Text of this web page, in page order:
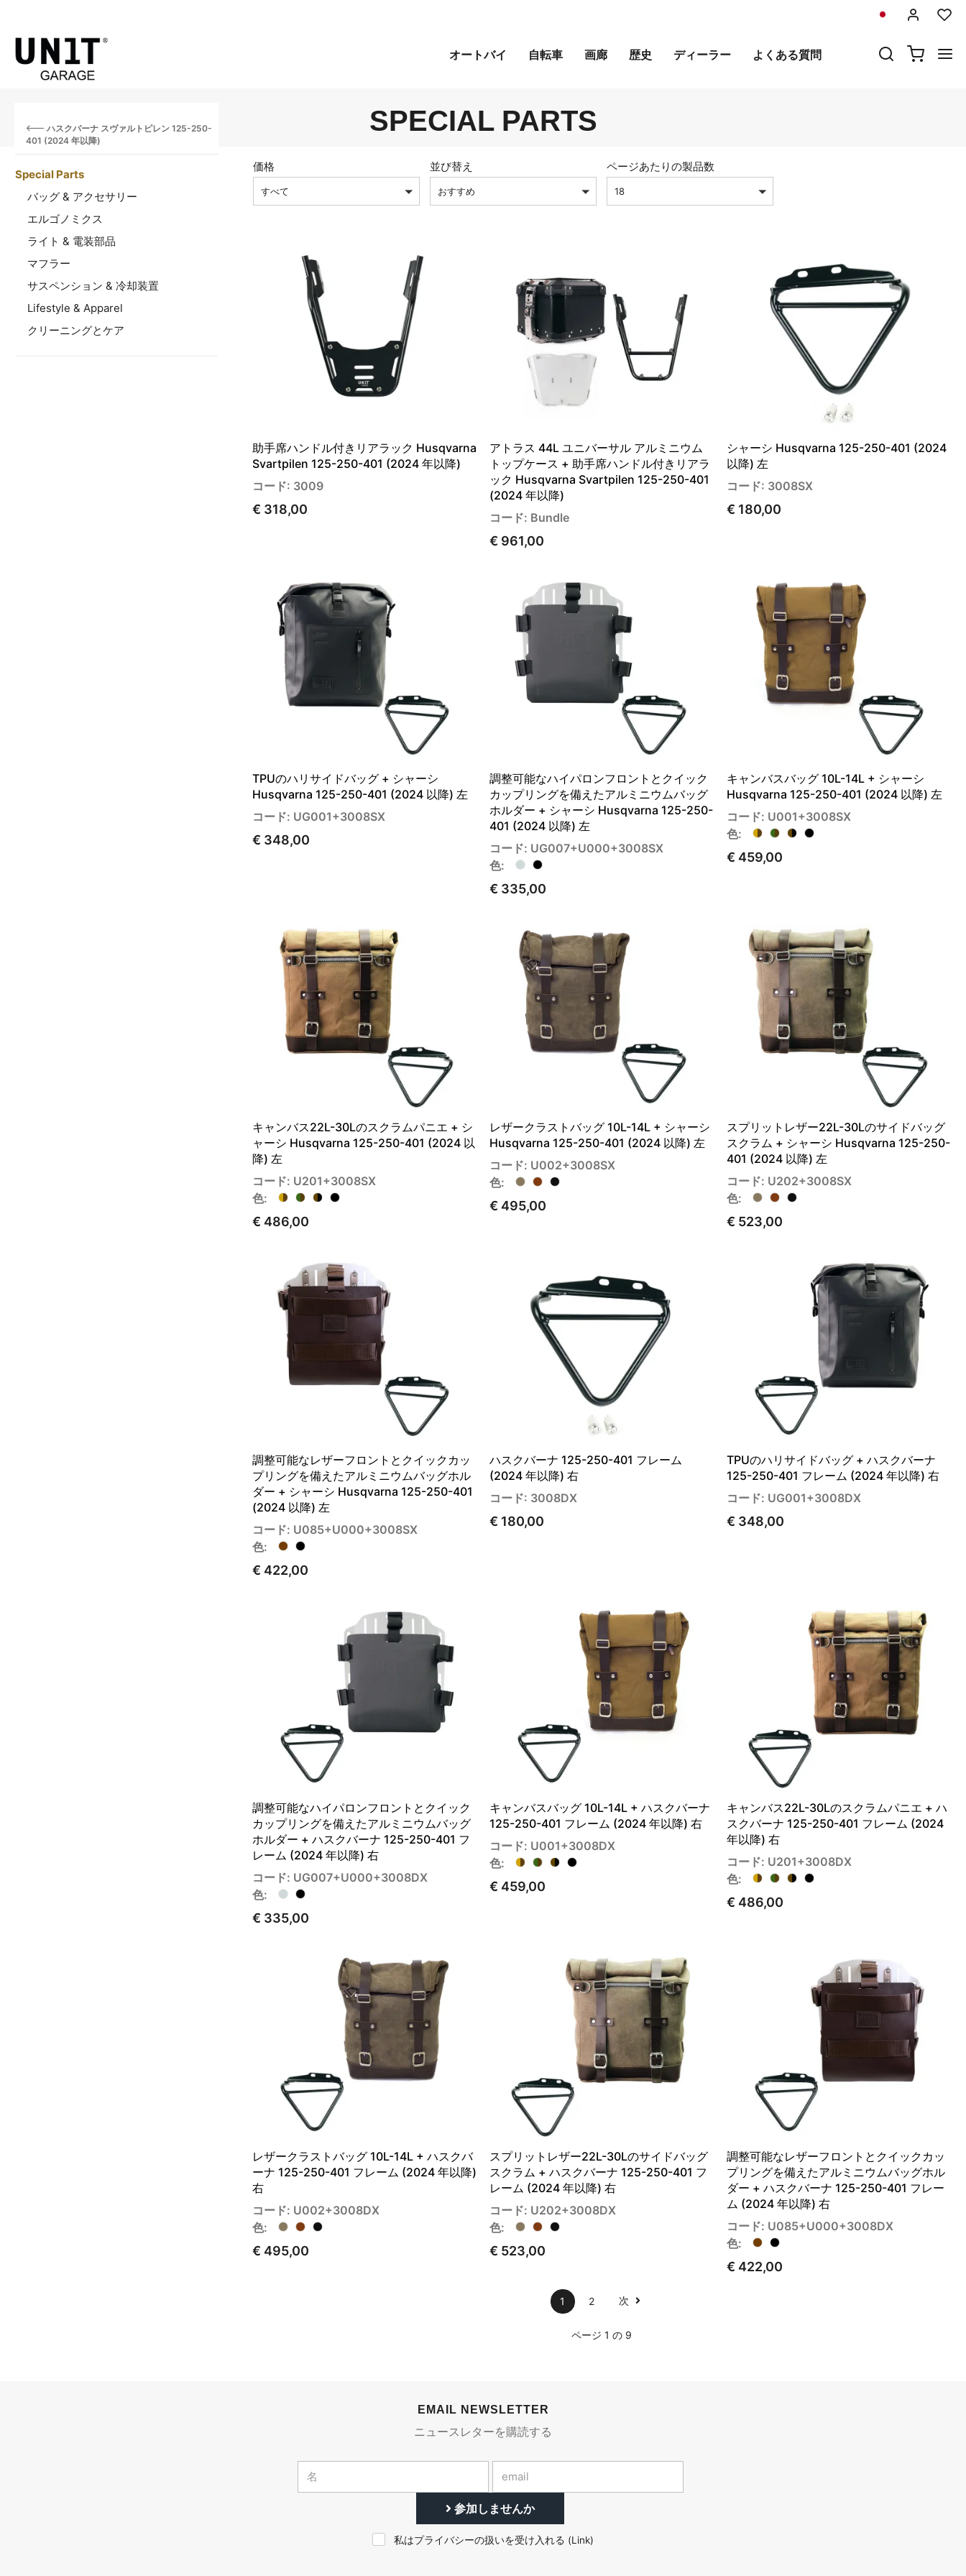
オートバイ 自転車 画廊 歴史 ディーラー よくある質問
SPECIAL PARTS
ハスクバーナ スヴァルトピレン 125-250-
401 (2024 年以降)
Special Parts
バッグ & アクセサリー
エルゴノミクス
ライト & 電装部品
マフラー
サスペンション & 冷却装置
Lifestyle & Apparel
クリーニングとケア
価格
すべて
並び替え
おすすめ
ページあたりの製品数
18
助手席ハンドル付きリアラック Husqvarna
Svartpilen 125-250-401 (2024 年以降)
コード: 3009
€ 318,00
アトラス 44L ユニバーサル アルミニウム
トップケース + 助手席ハンドル付きリアラ
ック Husqvarna Svartpilen 125-250-401
(2024 年以降)
コード: Bundle
€ 961,00
シャーシ Husqvarna 125-250-401 (2024
以降) 左
コード: 3008SX
€ 180,00
TPUのハリサイドバッグ + シャーシ
Husqvarna 125-250-401 (2024 以降) 左
コード: UG001+3008SX
€ 348,00
調整可能なハイパロンフロントとクイック
カップリングを備えたアルミニウムバッグ
ホルダー + シャーシ Husqvarna 125-250-
401 (2024 以降) 左
コード: UG007+U000+3008SX
色:
€ 335,00
キャンバスバッグ 10L-14L + シャーシ
Husqvarna 125-250-401 (2024 以降) 左
コード: U001+3008SX
色:
€ 459,00
キャンバス22L-30Lのスクラムパニエ + シ
ャーシ Husqvarna 125-250-401 (2024 以
降) 左
コード: U201+3008SX
色:
€ 486,00
レザークラストバッグ 10L-14L + シャーシ
Husqvarna 125-250-401 (2024 以降) 左
コード: U002+3008SX
色:
€ 495,00
スプリットレザー22L-30Lのサイドバッグ
スクラム + シャーシ Husqvarna 125-250-
401 (2024 以降) 左
コード: U202+3008SX
色:
€ 523,00
調整可能なレザーフロントとクイックカッ
プリングを備えたアルミニウムバッグホル
ダー + シャーシ Husqvarna 125-250-401
(2024 以降) 左
コード: U085+U000+3008SX
色:
€ 422,00
ハスクバーナ 125-250-401 フレーム
(2024 年以降) 右
コード: 3008DX
€ 180,00
TPUのハリサイドバッグ + ハスクバーナ
125-250-401 フレーム (2024 年以降) 右
コード: UG001+3008DX
€ 348,00
調整可能なハイパロンフロントとクイック
カップリングを備えたアルミニウムバッグ
ホルダー + ハスクバーナ 125-250-401 フ
レーム (2024 年以降) 右
コード: UG007+U000+3008DX
色:
€ 335,00
キャンバスバッグ 10L-14L + ハスクバーナ
125-250-401 フレーム (2024 年以降) 右
コード: U001+3008DX
色:
€ 459,00
キャンバス22L-30Lのスクラムパニエ + ハ
スクバーナ 125-250-401 フレーム (2024
年以降) 右
コード: U201+3008DX
色:
€ 486,00
レザークラストバッグ 10L-14L + ハスクバ
ーナ 125-250-401 フレーム (2024 年以降)
右
コード: U002+3008DX
色:
€ 495,00
スプリットレザー22L-30Lのサイドバッグ
スクラム + ハスクバーナ 125-250-401 フ
レーム (2024 年以降) 右
コード: U202+3008DX
色:
€ 523,00
調整可能なレザーフロントとクイックカッ
プリングを備えたアルミニウムバッグホル
ダー + ハスクバーナ 125-250-401 フレー
ム (2024 年以降) 右
コード: U085+U000+3008DX
色:
€ 422,00
1 2 次
ページ 1 の 9
EMAIL NEWSLETTER
ニュースレターを購読する
参加しませんか
私はプライバシーの扱いを受け入れる (Link)